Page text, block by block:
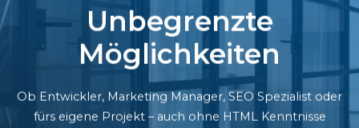
Unbegrenzte
Möglichkeiten
Ob Entwickler, Marketing Manager, SEO Spezialist oder
fürs eigene Projekt – auch ohne HTML Kenntnisse